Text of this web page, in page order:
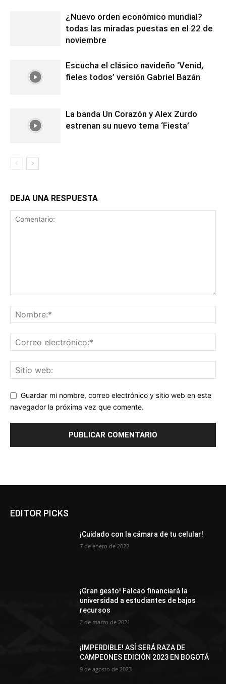
¿Nuevo orden económico mundial?
todas las miradas puestas en el 22 de
noviembre
Escucha el clásico navideño ‘Venid,
fieles todos’ versión Gabriel Bazán
La banda Un Corazón y Alex Zurdo
estrenan su nuevo tema ‘Fiesta’
DEJA UNA RESPUESTA
Guardar mi nombre, correo electrónico y sitio web en este
navegador la próxima vez que comente.
EDITOR PICKS
¡Cuidado con la cámara de tu celular!
7 de enero de 2022
¡Gran gesto! Falcao financiará la
universidad a estudiantes de bajos
recursos
2 de marzo de 2021
¡IMPERDIBLE! ASÍ SERÁ RAZA DE
CAMPEONES EDICIÓN 2023 EN BOGOTÁ
9 de agosto de 2023